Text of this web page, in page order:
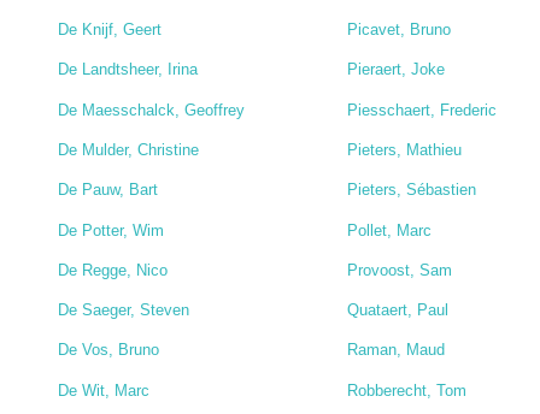
De Knijf, Geert
De Landtsheer, Irina
De Maesschalck, Geoffrey
De Mulder, Christine
De Pauw, Bart
De Potter, Wim
De Regge, Nico
De Saeger, Steven
De Vos, Bruno
De Wit, Marc
Picavet, Bruno
Pieraert, Joke
Piesschaert, Frederic
Pieters, Mathieu
Pieters, Sébastien
Pollet, Marc
Provoost, Sam
Quataert, Paul
Raman, Maud
Robberecht, Tom